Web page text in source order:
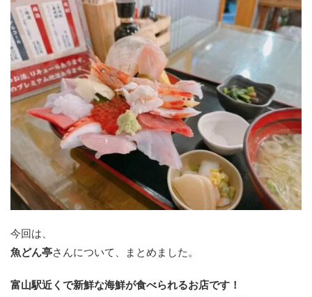
今回は、
魚どん亭さんについて、まとめました。
富山駅近くで新鮮な海鮮が食べられるお店です！